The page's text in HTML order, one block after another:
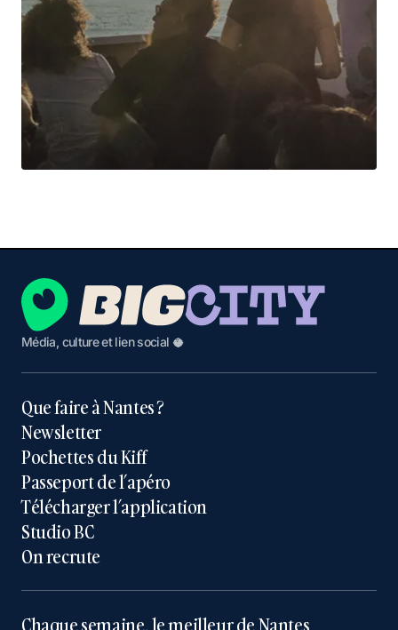
Média, culture et lien social 🥥
Que faire à Nantes ?
Newsletter
Pochettes du Kiff
Passeport de l’apéro
Télécharger l’application
Studio BC
On recrute